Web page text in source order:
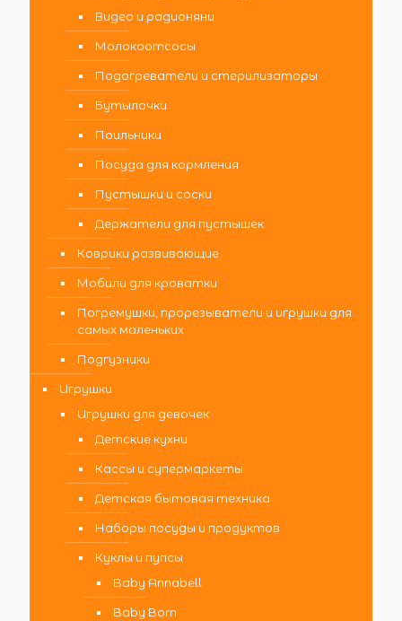
Видео и радионяни
Молокоотсосы
Подогреватели и стерилизаторы
Бутылочки
Поильники
Посуда для кормления
Пустышки и соски
Держатели для пустышек
Коврики развивающие
Мобили для кроватки
Погремушки, прорезыватели и игрушки для
самых маленьких
Подгузники
Игрушки
Игрушки для девочек
Детские кухни
Кассы и супермаркеты
Детская бытовая техника
Наборы посуды и продуктов
Куклы и пупсы
Baby Annabell
Baby Born